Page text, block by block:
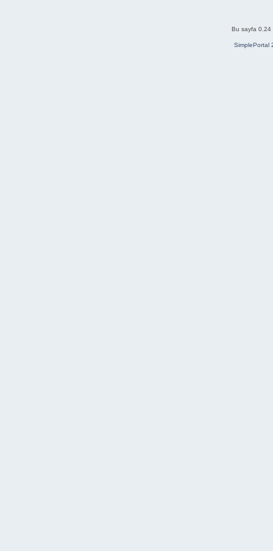
Bu sayfa 0.24
SimplePortal